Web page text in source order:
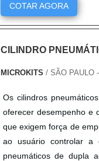
são resistentes à
industriais.
COTAR AGORA
CILINDRO
MICROKITS / SÃO PAULO
Os cilindros
oferecer desempenho e
que exigem força de
ao usuário controlar a
pneumáticos de dupla